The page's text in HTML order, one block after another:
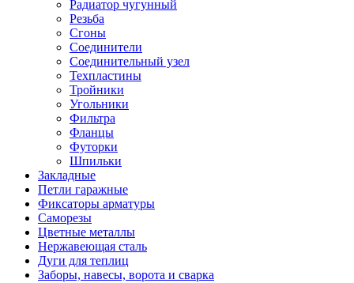
Радиатор чугунный
Резьба
Сгоны
Соединители
Соединительный узел
Техпластины
Тройники
Угольники
Фильтра
Фланцы
Футорки
Шпильки
Закладные
Петли гаражные
Фиксаторы арматуры
Саморезы
Цветные металлы
Нержавеющая сталь
Дуги для теплиц
Заборы, навесы, ворота и сварка